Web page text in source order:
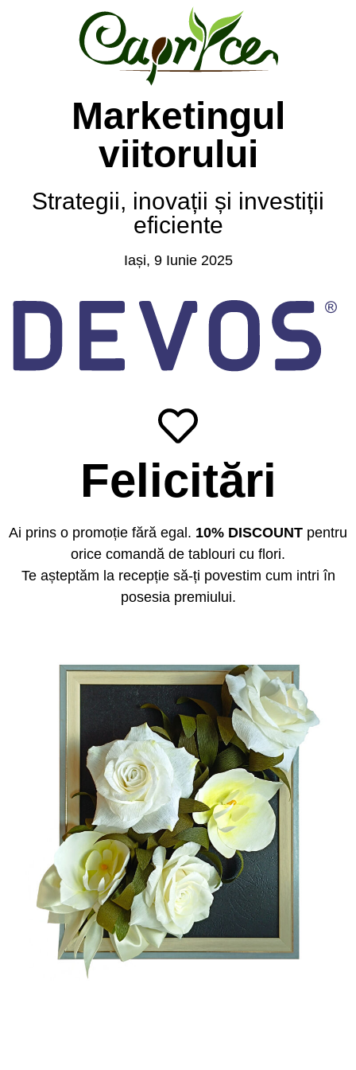
Marketingul
viitorului
Strategii, inovații și investiții
eficiente
Iași, 9 Iunie 2025
Felicitări
Ai prins o promoție fără egal. 10% DISCOUNT pentru
orice comandă de tablouri cu flori.
Te așteptăm la recepție să-ți povestim cum intri în
posesia premiului.